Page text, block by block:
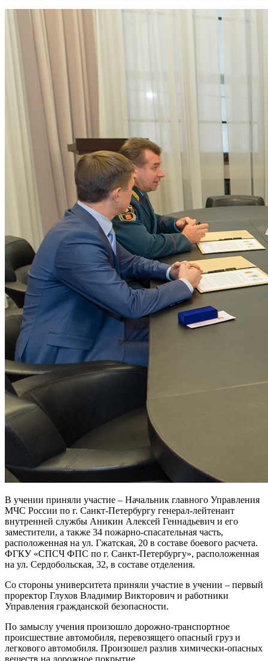
В учении приняли участие – Начальник главного Управления
МЧС России по г. Санкт-Петербургу генерал-лейтенант
внутренней службы Аникин Алексей Геннадьевич и его
заместители, а также 34 пожарно-спасательная часть,
расположенная на ул. Гжатская, 20 в составе боевого расчета.
ФГКУ «СПСЧ ФПС по г. Санкт-Петербургу», расположенная
на ул. Сердобольская, 32, в составе отделения.
Со стороны университета приняли участие в учении – первый
проректор Глухов Владимир Викторович и работники
Управления гражданской безопасности.
По замыслу учения произошло дорожно-транспортное
происшествие автомобиля, перевозящего опасный груз и
легкового автомобиля. Произошел разлив химически-опасных
веществ на дорожное покрытие.